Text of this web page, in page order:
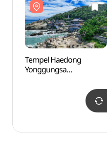
Tempel Haedong
Yonggungsa